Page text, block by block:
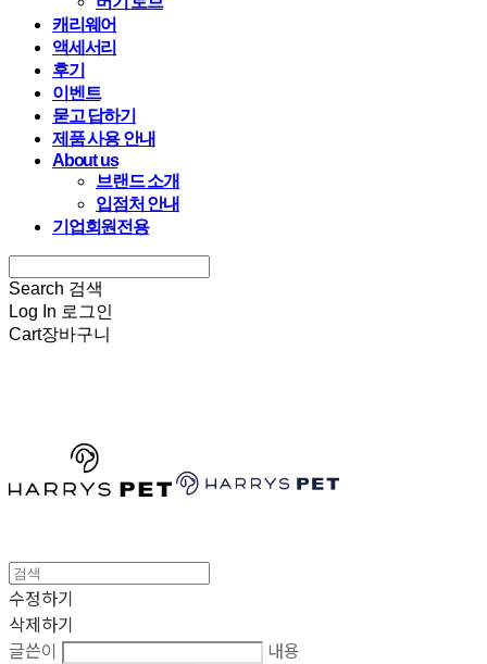
캐리웨어
액세서리
후기
이벤트
묻고 답하기
제품 사용 안내
About us
브랜드 소개
입점처 안내
기업회원전용
Search 검색
Log In 로그인
Cart장바구니
수정하기
삭제하기
글쓴이
내용